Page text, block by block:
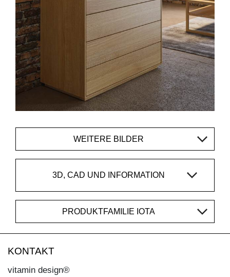
WEITERE BILDER
3D, CAD UND INFORMATION
PRODUKTFAMILIE IOTA
KONTAKT
vitamin design®